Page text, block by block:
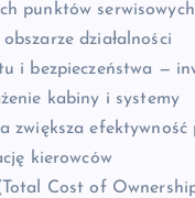
punktów
działalności
i bezpieczeństwa —
kabiny i systemy
zwiększa efektywność
kierowców
Cost of